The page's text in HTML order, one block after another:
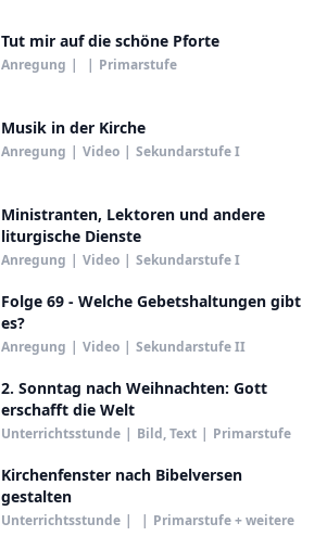
Tut mir auf die schöne Pforte
Anregung | | Primarstufe
Musik in der Kirche
Anregung | Video | Sekundarstufe I
Ministranten, Lektoren und andere
liturgische Dienste
Anregung | Video | Sekundarstufe I
Folge 69 - Welche Gebetshaltungen gibt
es?
Anregung | Video | Sekundarstufe II
2. Sonntag nach Weihnachten: Gott
erschafft die Welt
Unterrichtsstunde | Bild, Text | Primarstufe
Kirchenfenster nach Bibelversen
gestalten
Unterrichtsstunde | | Primarstufe + weitere